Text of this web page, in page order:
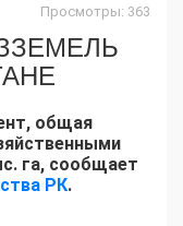
Просмотры: 363
общая
га, сообщает
РК.